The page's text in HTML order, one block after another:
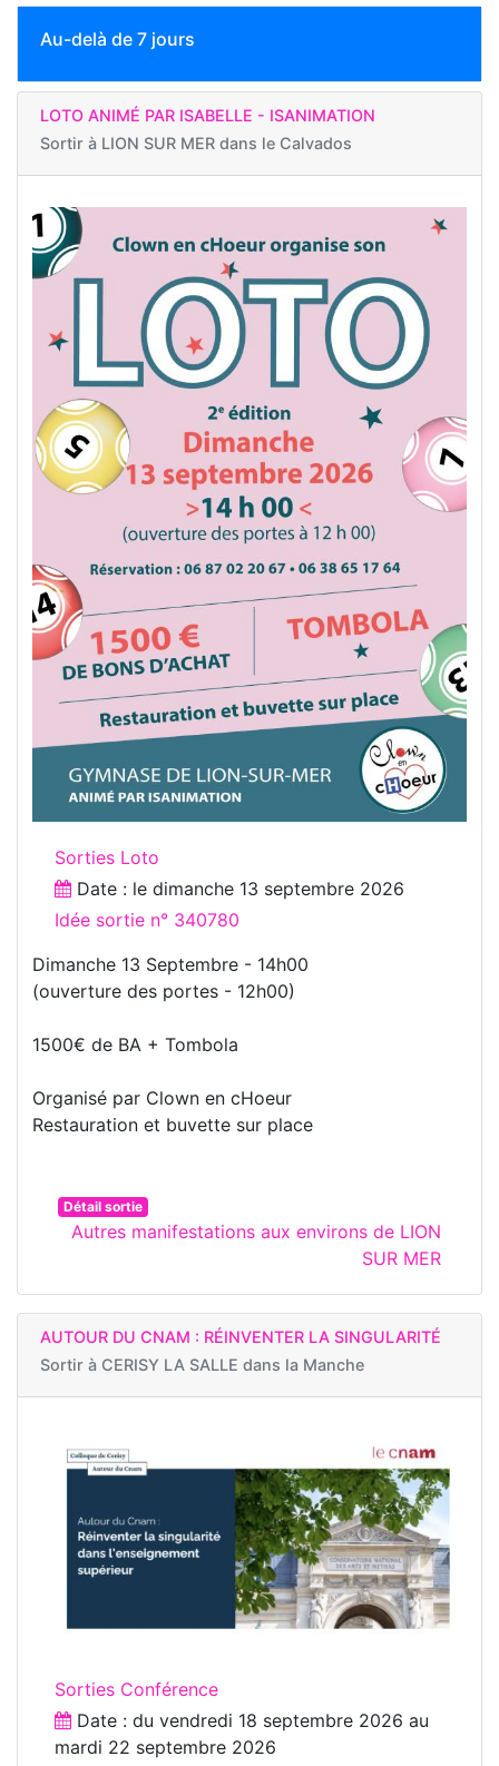
Au-delà de 7 jours
LOTO ANIMÉ PAR ISABELLE - ISANIMATION
Sortir à LION SUR MER dans le Calvados
Sorties Loto
Date : le dimanche 13 septembre 2026
Idée sortie n° 340780
Dimanche 13 Septembre - 14h00
(ouverture des portes - 12h00)
1500€ de BA + Tombola
Organisé par Clown en cHoeur
Restauration et buvette sur place
Détail sortie
Autres manifestations aux environs de LION
SUR MER
AUTOUR DU CNAM : RÉINVENTER LA SINGULARITÉ
Sortir à CERISY LA SALLE dans la Manche
Sorties Conférence
Date : du vendredi 18 septembre 2026 au
mardi 22 septembre 2026